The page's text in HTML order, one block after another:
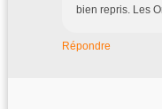
bien repris. Les
Répondre